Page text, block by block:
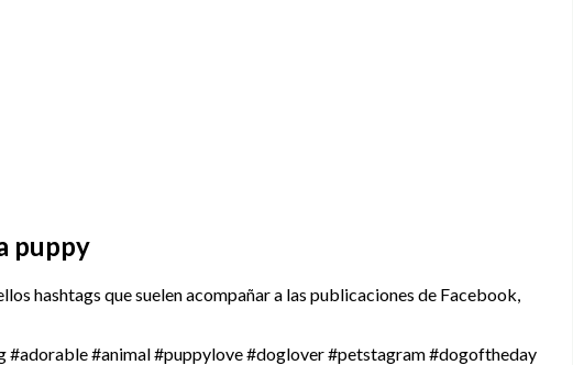
puppy
hashtags que suelen acompañar a las publicaciones de Facebook,
#animal #puppylove #doglover #petstagram #dogoftheday